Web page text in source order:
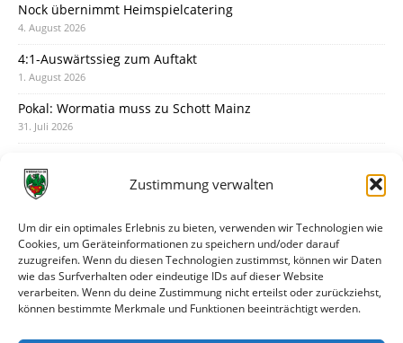
Zustimmung verwalten
Um dir ein optimales Erlebnis zu bieten, verwenden wir Technologien wie
Cookies, um Geräteinformationen zu speichern und/oder darauf
zuzugreifen. Wenn du diesen Technologien zustimmst, können wir Daten
wie das Surfverhalten oder eindeutige IDs auf dieser Website
verarbeiten. Wenn du deine Zustimmung nicht erteilst oder zurückziehst,
können bestimmte Merkmale und Funktionen beeinträchtigt werden.
Nock übernimmt Heimspielcatering
4. August 2026
4:1-Auswärtssieg zum Auftakt
1. August 2026
Pokal: Wormatia muss zu Schott Mainz
31. Juli 2026
30. Juli 2026
28. Juli 2026
Neuer Rückensponsor
28. Juli 2026
Neue Podcast-Folge: So tickt Björn!